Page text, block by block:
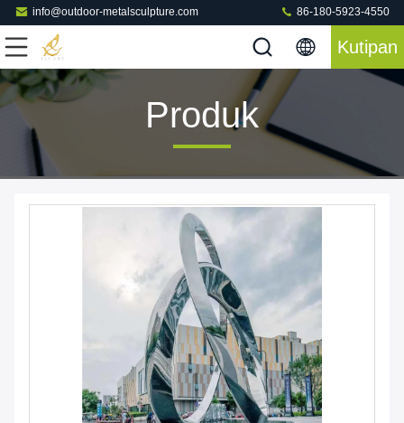
info@outdoor-metalsculpture.com 86-180-5923-4550
Kutipan
Produk